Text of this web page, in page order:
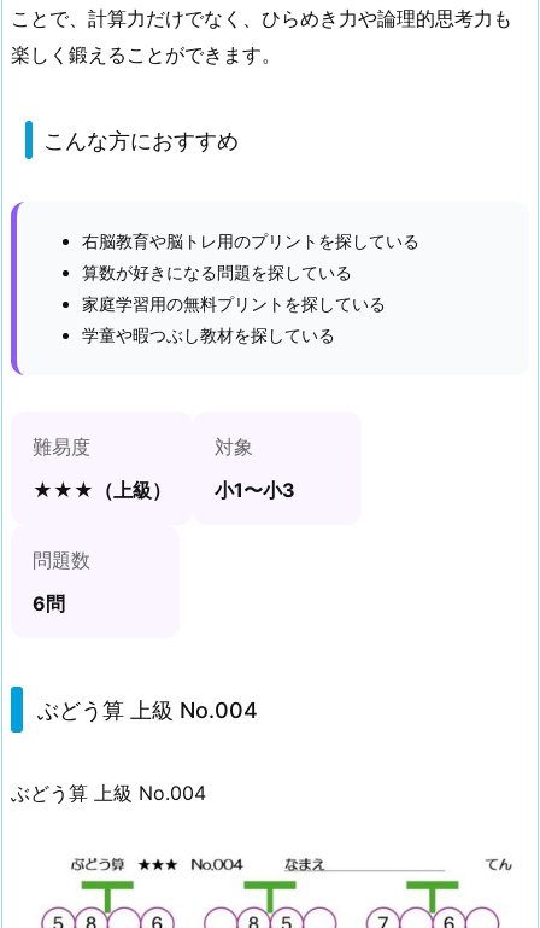
こ
ん
に
す
め
算
級
o.
0
ことで、計算力だけでなく、ひらめき力や論理的思考力も
楽しく鍛えることができます。
こんな方におすすめ
右脳教育や脳トレ用のプリントを探している
算数が好きになる問題を探している
家庭学習用の無料プリントを探している
学童や暇つぶし教材を探している
難易度
★★★（上級）
対象
小1〜小3
問題数
6問
ぶどう算 上級 No.004
ぶどう算 上級 No.004